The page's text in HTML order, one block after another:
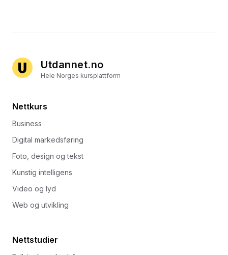
Utdannet.no
Hele Norges kursplattform
Nettkurs
Business
Digital markedsføring
Foto, design og tekst
Kunstig intelligens
Video og lyd
Web og utvikling
Nettstudier